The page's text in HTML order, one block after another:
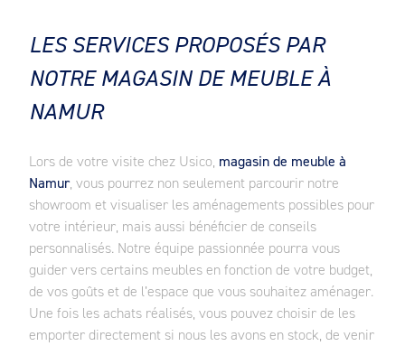
LES SERVICES PROPOSÉS PAR
NOTRE MAGASIN DE MEUBLE À
NAMUR
Lors de votre visite chez Usico, magasin de meuble à
Namur, vous pourrez non seulement parcourir notre
showroom et visualiser les aménagements possibles pour
votre intérieur, mais aussi bénéficier de conseils
personnalisés. Notre équipe passionnée pourra vous
guider vers certains meubles en fonction de votre budget,
de vos goûts et de l’espace que vous souhaitez aménager.
Une fois les achats réalisés, vous pouvez choisir de les
emporter directement si nous les avons en stock, de venir